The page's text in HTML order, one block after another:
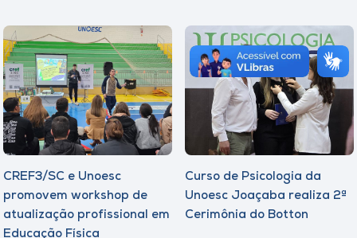
CREF3/SC e Unoesc
promovem workshop de
atualização profissional em
Educação Física
Curso de Psicologia da
Unoesc Joaçaba realiza 2ª
Cerimônia do Botton